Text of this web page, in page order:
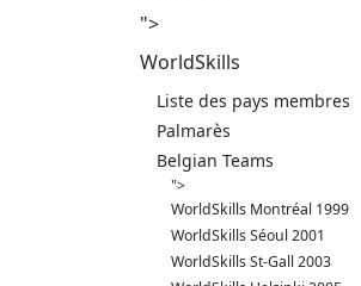
">
WorldSkills
Liste des pays membres
Palmarès
Belgian Teams
">
WorldSkills Montréal 1999
WorldSkills Séoul 2001
WorldSkills St-Gall 2003